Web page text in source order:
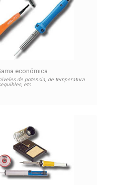
económica
de potencia, de temperatura
etc.